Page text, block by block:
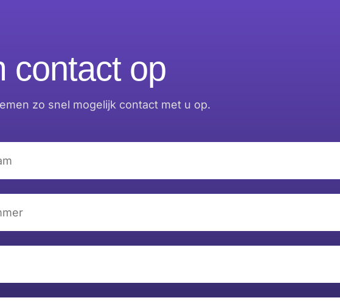
contact op
zo snel mogelijk contact met u op.